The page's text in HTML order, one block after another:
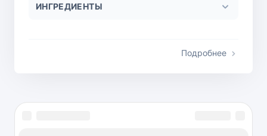
ИНГРЕДИЕНТЫ
Подробнее